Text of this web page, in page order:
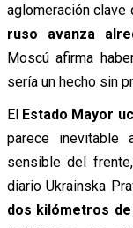
aglomeración clave
ruso avanza
Moscú afirma
sería un hecho sin
El Estado Mayor
parece
sensible del
diario Ukrainska
dos kilómetros